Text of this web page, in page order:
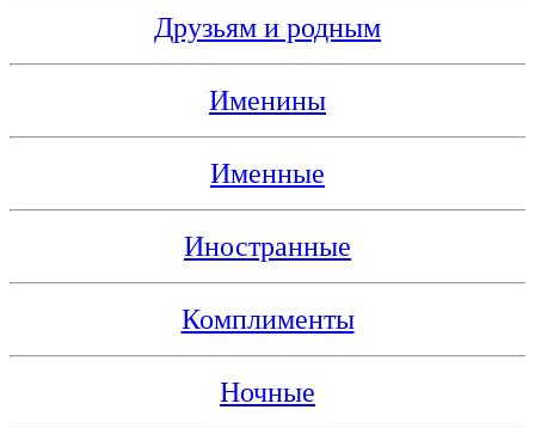
Друзьям и родным
Именины
Именные
Иностранные
Комплименты
Ночные